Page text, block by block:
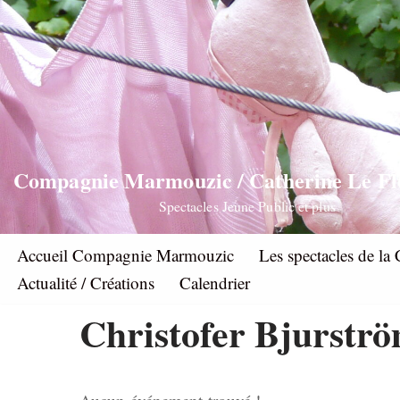
Aller
au
contenu
Compagnie Marmouzic / Catherine Le
Spectacles Jeune Public et plus
Accueil Compagnie Marmouzic Les spectacles de
Actualité / Créations
Calendrier
Christofer